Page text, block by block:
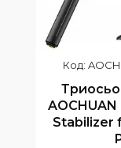
Stabilizer